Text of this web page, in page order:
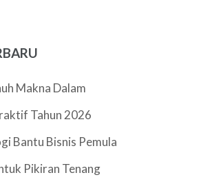
Makna Dalam
Tahun 2026
Bantu Bisnis Pemula
Pikiran Tenang